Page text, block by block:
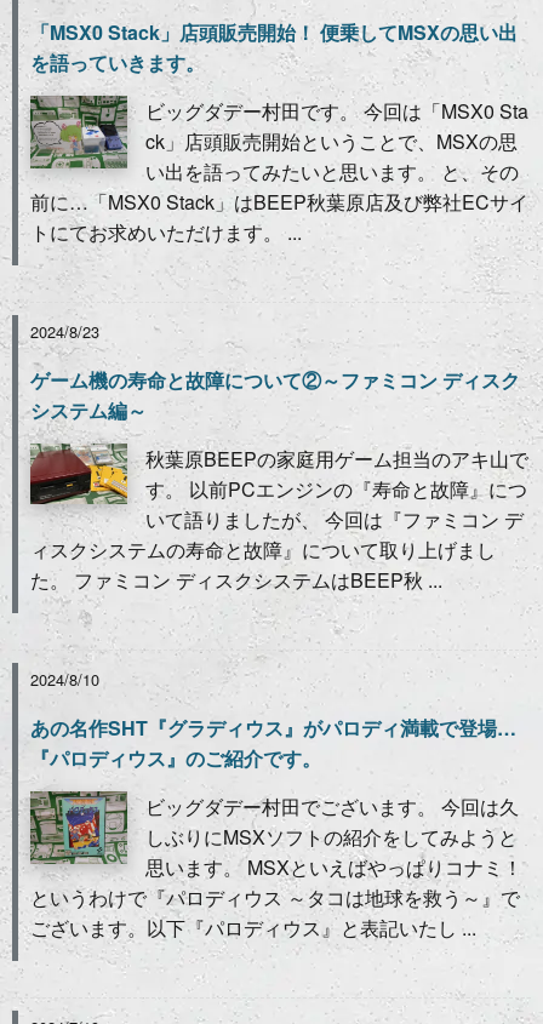
「MSX0 Stack」店頭販売開始！ 便乗してMSXの思い出
を語っていきます。
ビッグダデー村田です。 今回は「MSX0 Sta
ck」店頭販売開始ということで、MSXの思
い出を語ってみたいと思います。 と、その
前に…「MSX0 Stack」はBEEP秋葉原店及び弊社ECサイ
トにてお求めいただけます。 ...
2024/8/23
ゲーム機の寿命と故障について②～ファミコン ディスク
システム編～
秋葉原BEEPの家庭用ゲーム担当のアキ山で
す。 以前PCエンジンの『寿命と故障』につ
いて語りましたが、 今回は『ファミコン デ
ィスクシステムの寿命と故障』について取り上げまし
た。 ファミコン ディスクシステムはBEEP秋 ...
2024/8/10
あの名作SHT『グラディウス』がパロディ満載で登場…
『パロディウス』のご紹介です。
ビッグダデー村田でございます。 今回は久
しぶりにMSXソフトの紹介をしてみようと
思います。 MSXといえばやっぱりコナミ！
というわけで『パロディウス ～タコは地球を救う～』で
ございます。以下『パロディウス』と表記いたし ...